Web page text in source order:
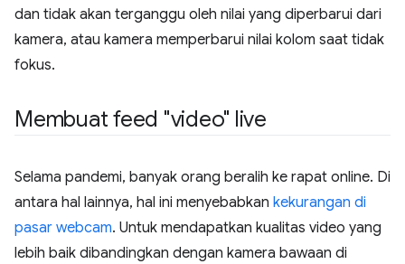
dan tidak akan terganggu oleh nilai yang diperbarui dari
kamera, atau kamera memperbarui nilai kolom saat tidak
fokus.
Membuat feed "video" live
Selama pandemi, banyak orang beralih ke rapat online. Di
antara hal lainnya, hal ini menyebabkan kekurangan di
pasar webcam. Untuk mendapatkan kualitas video yang
lebih baik dibandingkan dengan kamera bawaan di